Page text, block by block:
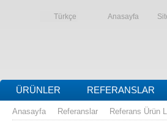
Türkçe Anasayfa
ÜRÜNLER REFERANSLAR
Anasayfa Referanslar Referans Ürün